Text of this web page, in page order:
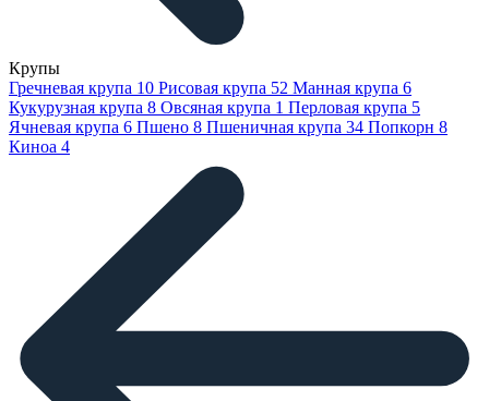
Крупы
Гречневая крупа 10 Рисовая крупа 52 Манная крупа 6
Кукурузная крупа 8 Овсяная крупа 1 Перловая крупа 5
Ячневая крупа 6 Пшено 8 Пшеничная крупа 34 Попкорн 8
Киноа 4